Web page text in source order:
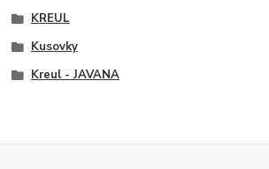
KREUL
Kusovky
Kreul - JAVANA